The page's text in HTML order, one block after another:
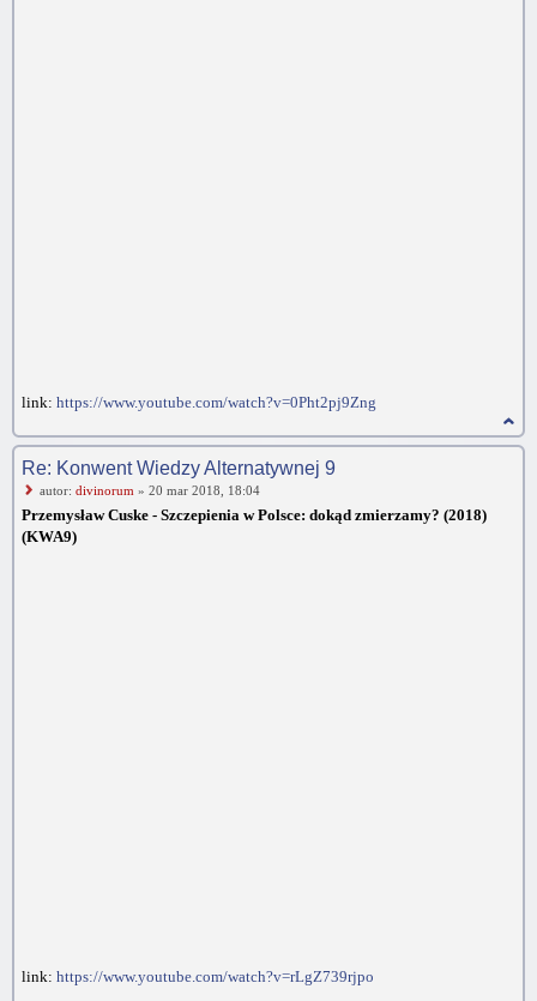
link: https://www.youtube.com/watch?v=0Pht2pj9Zng
Re: Konwent Wiedzy Alternatywnej 9
autor: divinorum » 20 mar 2018, 18:04
Przemysław Cuske - Szczepienia w Polsce: dokąd zmierzamy? (2018)
(KWA9)
link: https://www.youtube.com/watch?v=rLgZ739rjpo